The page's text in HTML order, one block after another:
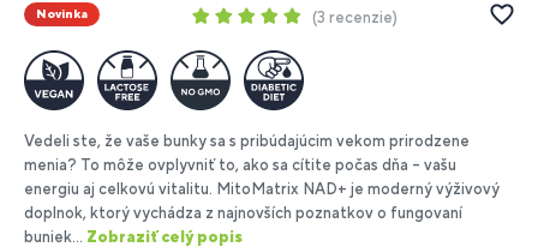
Novinka 3 recenzie
Vedeli ste, že vaše bunky sa s pribúdajúcim vekom prirodzene
menia? To môže ovplyvniť to, ako sa cítite počas dňa – vašu
energiu aj celkovú vitalitu. MitoMatrix NAD+ je moderný výživový
doplnok, ktorý vychádza z najnovších poznatkov o fungovaní
buniek... Zobraziť celý popis